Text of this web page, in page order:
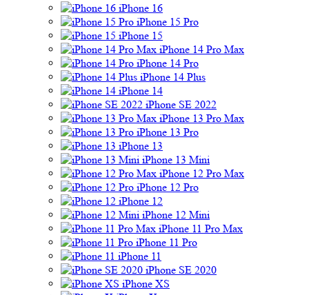
iPhone 16
iPhone 15 Pro
iPhone 15
iPhone 14 Pro Max
iPhone 14 Pro
iPhone 14 Plus
iPhone 14
iPhone SE 2022
iPhone 13 Pro Max
iPhone 13 Pro
iPhone 13
iPhone 13 Mini
iPhone 12 Pro Max
iPhone 12 Pro
iPhone 12
iPhone 12 Mini
iPhone 11 Pro Max
iPhone 11 Pro
iPhone 11
iPhone SE 2020
iPhone XS